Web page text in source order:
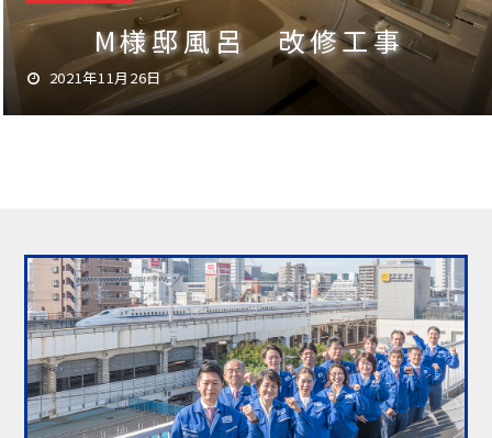
M様邸風呂 改修工事
2021年11月26日